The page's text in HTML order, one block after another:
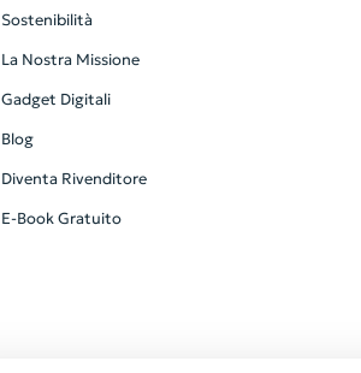
Sostenibilità
La Nostra Missione
Gadget Digitali
Blog
Diventa Rivenditore
E-Book Gratuito